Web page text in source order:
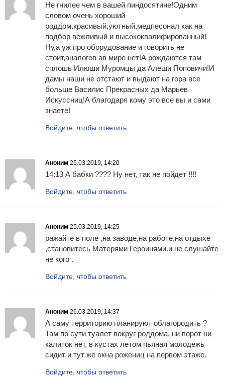
Не гнилее чем в вашей пиндосятине!Одним
словом очень хороший
роддом,красивый,уютный,медпесонал как на
подбор вежливый и высококвалифированный!
Ну,а уж про оборудование и говорить не
стоит,аналогов ав мире нет!А рождаются там
сплошь Илюши Муромцы да Алеши Поповичи!И
дамы наши не отстают и выдают на гора все
больше Василис Прекрасных да Марьев
Искуссниц!А благодаря кому это все вы и сами
знаете!
Войдите, чтобы ответить
Аноним 25.03.2019, 14:20
14:13 А бабки ???? Ну нет, так не пойдет !!!!
Войдите, чтобы ответить
Аноним 25.03.2019, 14:25
ражайте в поле ,на заводе,на работе,на отдыхе
,становитесь Матерями Героинями.и не слушайте
не кого .
Войдите, чтобы ответить
Аноним 26.03.2019, 14:37
А саму территорию планируют облагородить ?
Там по сути туалет вокруг роддома, ни ворот ни
калиток нет, в кустах летом пьяная молодежь
сидит и тут же окна рожениц на первом этаже.
Войдите, чтобы ответить